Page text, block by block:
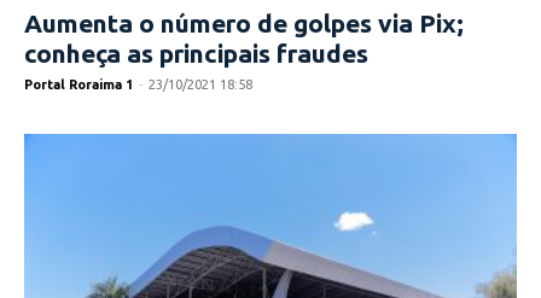
Aumenta o número de golpes via Pix;
conheça as principais fraudes
Portal Roraima 1 - 23/10/2021 18:58